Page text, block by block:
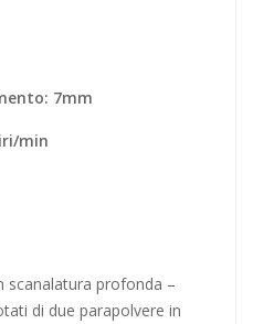
7mm
min
scanalatura profonda –
di due parapolvere in